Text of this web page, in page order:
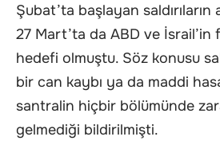
Şubat’ta başlayan saldırıların
27 Mart’ta da ABD ve İsrail’in
hedefi olmuştu. Söz konusu
bir can kaybı ya da maddi
santralin hiçbir bölümünde
gelmediği bildirilmişti.